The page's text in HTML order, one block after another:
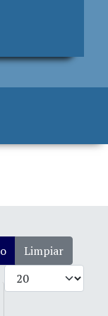
Limpiar
Cantidad